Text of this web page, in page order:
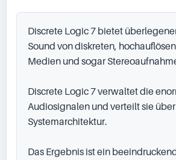
Discrete Logic 7 bietet
Sound von diskreten,
Medien und sogar
Discrete Logic 7 verwaltet die
Audiosignalen und verteilt sie
Systemarchitektur.
Das Ergebnis ist ein